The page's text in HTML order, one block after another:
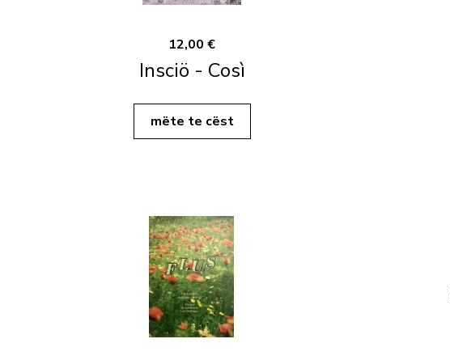
12,00 €
Insciö - Così
mëte te cëst